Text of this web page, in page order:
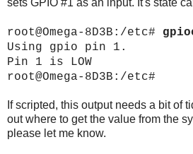
root@Omega-8D3B:/etc#
Using gpio pin 1.
Pin 1 is LOW
root@Omega-8D3B:/etc#
If scripted, this output needs a bit of
out where to get the value from the
please let me know.